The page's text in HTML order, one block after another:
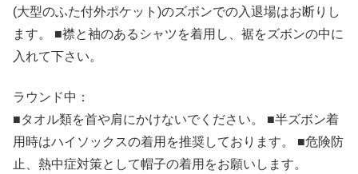
(大型のふた付外ポケット)のズボンでの入退場はお断りし
ます。 ■襟と袖のあるシャツを着用し、裾をズボンの中に
入れて下さい。
ラウンド中：
■タオル類を首や肩にかけないでください。 ■半ズボン着
用時はハイソックスの着用を推奨しております。 ■危険防
止、熱中症対策として帽子の着用をお願いします。